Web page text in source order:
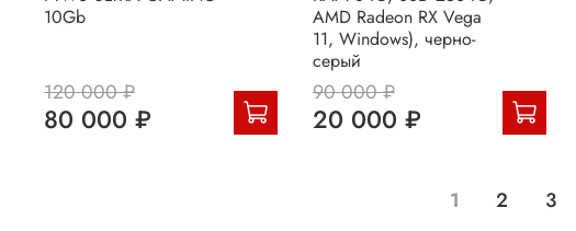
10Gb
120 000 ₽
80 000 ₽
AMD Radeon RX Vega
11, Windows), черно-
серый
90 000 ₽
20 000 ₽
1 2 3